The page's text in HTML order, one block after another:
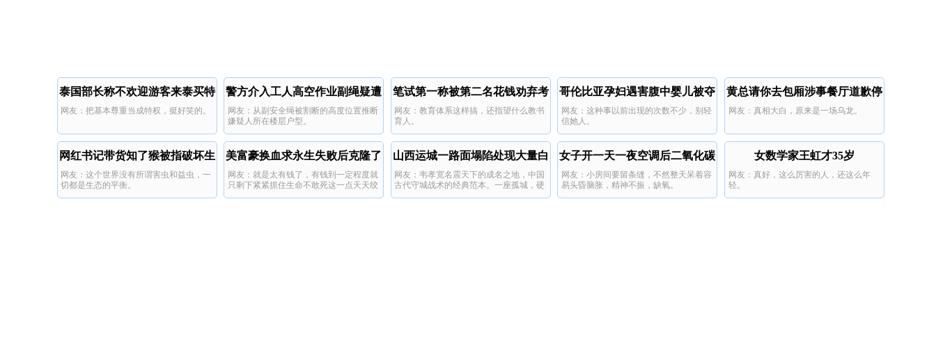
泰国部长称不欢迎游客来泰买特
网友：把基本尊重当成特权，挺好笑的。
警方介入工人高空作业副绳疑遭
割断
网友：从副安全绳被割断的高度位置推断
嫌疑人所在楼层户型。
笔试第一称被第二名花钱劝弃考
网友：教育体系这样搞，还指望什么教书
育人。
哥伦比亚孕妇遇害腹中婴儿被夺
网友：这种事以前出现的次数不少，别轻
信她人。
黄总请你去包厢涉事餐厅道歉停
网友：真相大白，原来是一场乌龙。
网红书记带货知了猴被指破坏生
网友：这个世界没有所谓害虫和益虫，一
切都是生态的平衡。
美富豪换血求永生失败后克隆了
自己
网友：就是太有钱了，有钱到一定程度就
只剩下紧紧抓住生命不敢死这一点天天绞
尽脑汁呕心沥血。
山西运城一路面塌陷处现大量白
骨
网友：韦孝宽名震天下的成名之地，中国
古代守城战术的经典范本。一座孤城，硬
生生拖住十万大军。哎，一将功成万骨
女子开一天一夜空调后二氧化碳
中毒
网友：小房间要留条缝，不然整天呆着容
易头昏脑胀，精神不振，缺氧。
女数学家王虹才35岁
网友：真好，这么厉害的人，还这么年
轻。